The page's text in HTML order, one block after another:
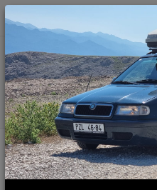
Po - Pá 9:00 - 17:00
Úvod Brzdy Škoda 120/130
Pancéřová